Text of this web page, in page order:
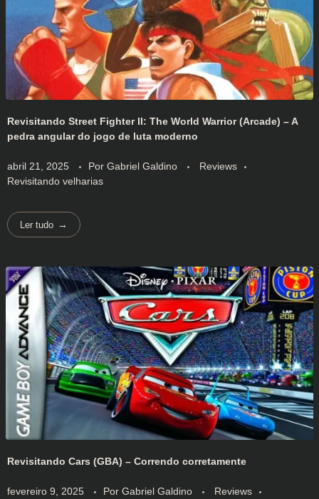
Revisitando Street Fighter II: The World Warrior (Arcade) – A
pedra angular do jogo de luta moderno
abril 21, 2025 Por Gabriel Galdino
Reviews
Revisitando velharias
Ler tudo
Revisitando Cars (GBA) – Correndo corretamente
fevereiro 9, 2025 Por Gabriel Galdino
Reviews